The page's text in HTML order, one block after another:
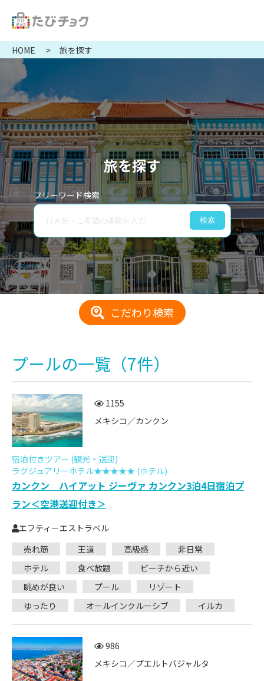
HOME 旅を探す
旅を探す
フリーワード検索
検索
プールの一覧 （7件）
1155
メキシコ／カンクン
宿泊付きツアー (観光・送迎)
ラグジュアリーホテル★★★★★ (ホテル)
カンクン ハイアット ジーヴァ カンクン3泊4日宿泊プ
ラン＜空港送迎付き＞
エフティーエストラベル
売れ筋
王道 高級感
非日常
ホテル
食べ放題
ビーチから近い
眺めが良い
プール
リゾート
ゆったり
オールインクルーシブ イルカ
986
メキシコ／プエルトバジャルタ
こだわり検索